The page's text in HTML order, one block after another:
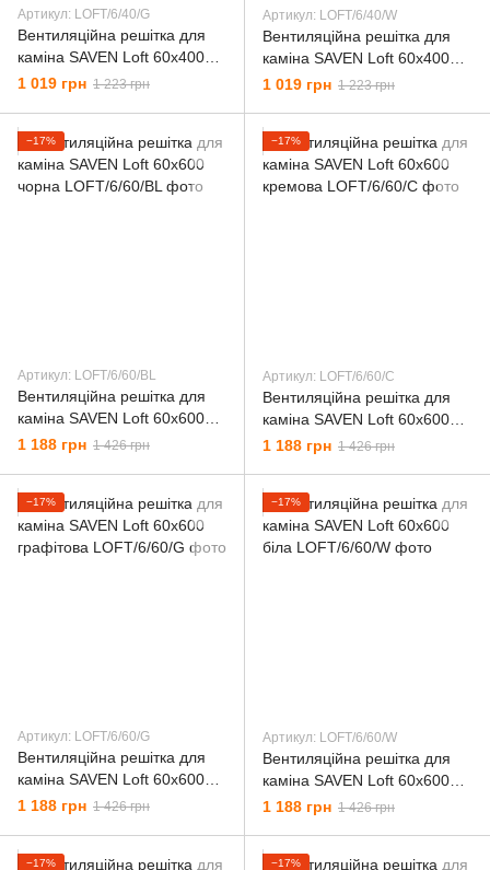
Артикул: LОFT/6/40/G
Вентиляційна решітка для
каміна SAVEN Loft 60х400
графітова
1 019 грн 1 223 грн
Артикул: LОFT/6/40/W
Вентиляційна решітка для
каміна SAVEN Loft 60х400
біла
1 019 грн 1 223 грн
−17%
Артикул: LОFT/6/60/BL
Вентиляційна решітка для
каміна SAVEN Loft 60х600
чорна
1 188 грн 1 426 грн
−17%
Артикул: LОFT/6/60/C
Вентиляційна решітка для
каміна SAVEN Loft 60х600
кремова
1 188 грн 1 426 грн
−17%
Артикул: LОFT/6/60/G
Вентиляційна решітка для
каміна SAVEN Loft 60х600
графітова
1 188 грн 1 426 грн
−17%
Артикул: LОFT/6/60/W
Вентиляційна решітка для
каміна SAVEN Loft 60х600
біла
1 188 грн 1 426 грн
−17% −17%